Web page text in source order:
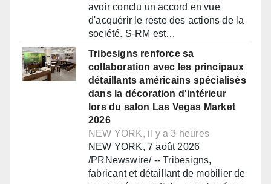
avoir conclu un accord en vue
d'acquérir le reste des actions de la
société. S-RM est…
Tribesigns renforce sa
collaboration avec les principaux
détaillants américains spécialisés
dans la décoration d'intérieur
lors du salon Las Vegas Market
2026
NEW YORK, il y a 3 heures
NEW YORK, 7 août 2026
/PRNewswire/ -- Tribesigns,
fabricant et détaillant de mobilier de